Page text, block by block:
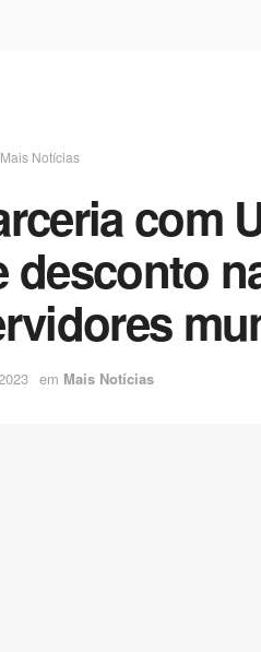
Mais Notícias
com
desconto
em Mais Notícias